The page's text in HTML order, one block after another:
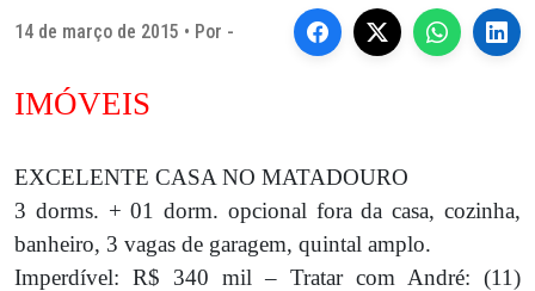
14 de março de 2015 • Por -
IMÓVEIS
EXCELENTE CASA NO MATADOURO
3 dorms. + 01 dorm. opcional fora da casa, cozinha,
banheiro, 3 vagas de garagem, quintal amplo.
Imperdível: R$ 340 mil – Tratar com André: (11)